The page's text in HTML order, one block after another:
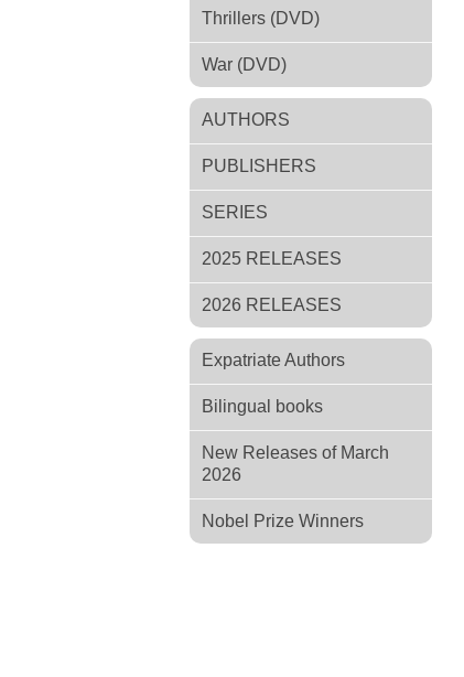
Thrillers (DVD)
War (DVD)
AUTHORS
PUBLISHERS
SERIES
2025 RELEASES
2026 RELEASES
Expatriate Authors
Bilingual books
New Releases of March
2026
Nobel Prize Winners